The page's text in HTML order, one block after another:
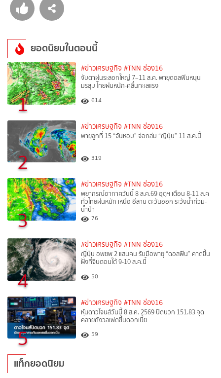
ยอดนิยมในตอนนี้
1
#ข่าวเศรษฐกิจ #TNN ช่อง16
จับตาฝนระลอกใหญ่ 7–11 ส.ค. พายุดอลฟินหนุน
มรสุม ไทยฝนหนัก-คลื่นทะเลแรง
614
2
#ข่าวเศรษฐกิจ #TNN ช่อง16
พายุลูกที่ 15 “จันหอม” จ่อถล่ม “ญี่ปุ่น” 11 ส.ค.นี้
319
3
#ข่าวเศรษฐกิจ #TNN ช่อง16
พยากรณ์อากาศวันนี้ 8 ส.ค.69 อุตุฯ เตือน 8-11 ส.ค
ทั่วไทยฝนหนัก เหนือ อีสาน ตะวันออก ระวังน้ำท่วม-
น้ำป่า
76
4
#ข่าวเศรษฐกิจ #TNN ช่อง16
ญี่ปุ่น อพยพ 2 แสนคน รับมือพายุ “ดอลฟิน” คาดขึ้น
ฝั่งที่จีนตอนใต้ 9-10 ส.ค.นี้
50
5
#ข่าวเศรษฐกิจ #TNN ช่อง16
หุ้นดาวโจนส์วันนี้ 8 ส.ค. 2569 ปิดบวก 151.83 จุด
คลายกังวลเฟดขึ้นดอกเบี้ย
59
แท็กยอดนิยม